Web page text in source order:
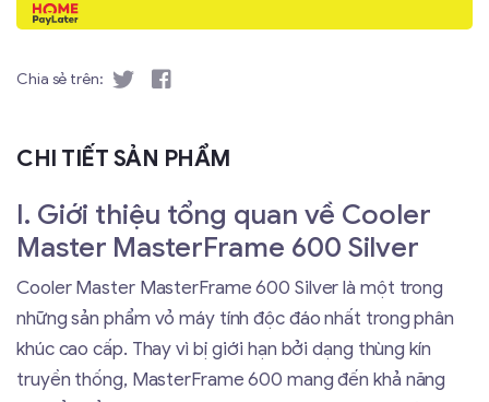
Chia sẻ trên:
CHI TIẾT SẢN PHẨM
I. Giới thiệu tổng quan về Cooler
Master MasterFrame 600 Silver
Cooler Master MasterFrame 600 Silver là một trong
những sản phẩm vỏ máy tính độc đáo nhất trong phân
khúc cao cấp. Thay vì bị giới hạn bởi dạng thùng kín
truyền thống, MasterFrame 600 mang đến khả năng